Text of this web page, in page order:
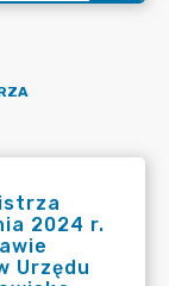
2024 r.
Urzędu